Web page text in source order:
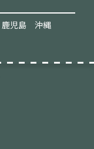
鹿児島 沖縄